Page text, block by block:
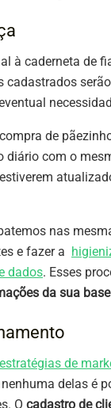
à caderneta de
cadastrados
de
diário com o
nas
e fazer a
dados. Esses
da sua
estratégias de
nenhuma delas é
O cadastro de